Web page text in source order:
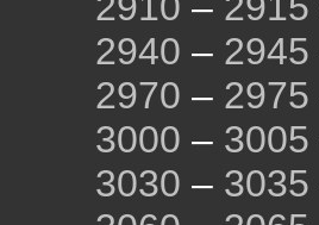
2940 – 2945
2970 – 2975
3000 – 3005
3030 – 3035